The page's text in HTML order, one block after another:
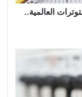
العالمية..